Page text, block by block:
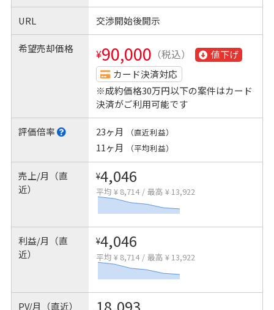
URL 交渉開始後開示
希望売却価格 ¥90,000 （税込）
値下げ
カード決済対応
※成約価格30万円以下の案件はカード
決済がご利用可能です
評価倍率 23ヶ月 （直近利益）
11ヶ月 （平均利益）
売上/月（直
近）
¥4,046
平均 ¥ 8,714 / 最高 ¥ 13,922
利益/月（直
近）
¥4,046
平均 ¥ 8,714 / 最高 ¥ 13,922
PV/月（直近）